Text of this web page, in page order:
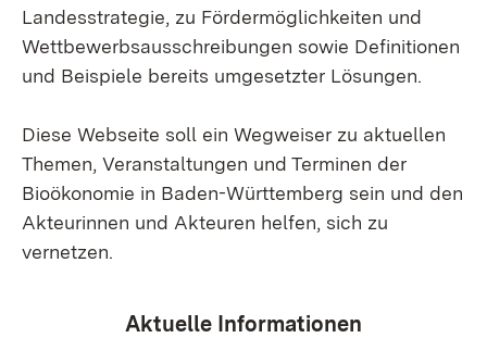
Landesstrategie, zu Fördermöglichkeiten und
Wettbewerbsausschreibungen sowie Definitionen
und Beispiele bereits umgesetzter Lösungen.
Diese Webseite soll ein Wegweiser zu aktuellen
Themen, Veranstaltungen und Terminen der
Bioökonomie in Baden-Württemberg sein und den
Akteurinnen und Akteuren helfen, sich zu
vernetzen.
Aktuelle Informationen